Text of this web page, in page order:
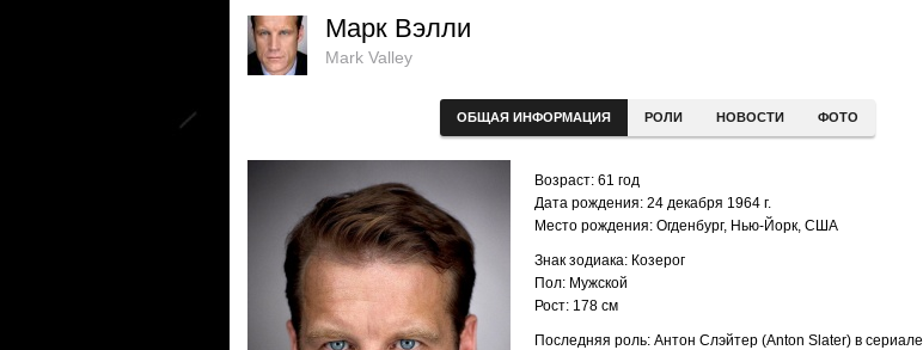
Марк Вэлли
Mark Valley
ОБЩАЯ ИНФОРМАЦИЯ РОЛИ НОВОСТИ ФОТО
Возраст: 61 год
Дата рождения: 24 декабря 1964 г.
Место рождения: Огденбург, Нью-Йорк, США
Знак зодиака: Козерог
Пол: Мужской
Рост: 178 см
Последняя роль: Антон Слэйтер (Anton Slater) в сериале